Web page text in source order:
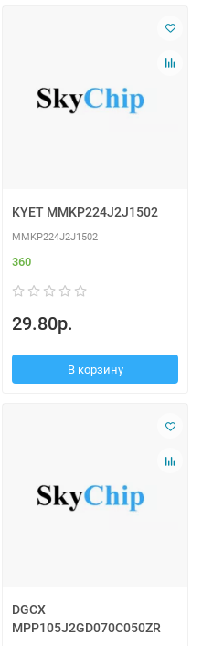
KYET MMKP224J2J1502
MMKP224J2J1502
360
29.80р.
В корзину
DGCX
MPP105J2GD070C050ZR